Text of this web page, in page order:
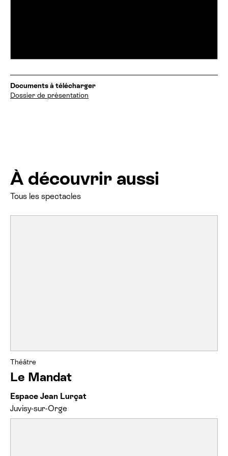
Documents à télécharger
Dossier de présentation
À découvrir aussi
Tous les spectacles
Théâtre
Le Mandat
Espace Jean Lurçat
Juvisy-sur-Orge